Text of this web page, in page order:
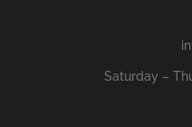
Saturday –